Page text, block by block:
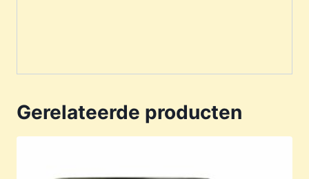
Gerelateerde producten